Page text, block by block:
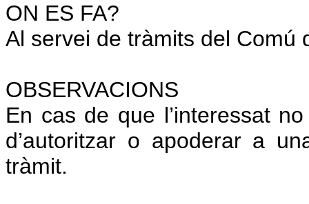
ON ES FA?
Al servei de tràmits del Comú
OBSERVACIONS
En cas de que l’interessat
d’autoritzar o apoderar a
tràmit.